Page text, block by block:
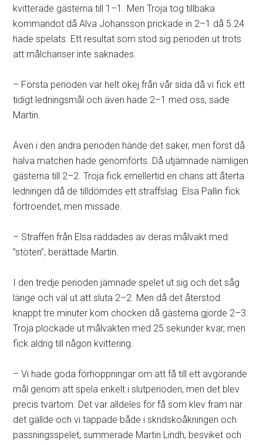
kvitterade gästerna till 1–1. Men Troja tog tillbaka
kommandot då Alva Johansson prickade in 2–1 då 5.24
hade spelats. Ett resultat som stod sig perioden ut trots
att målchanser inte saknades.
– Första perioden var helt okej från vår sida då vi fick ett
tidigt ledningsmål och även hade 2–1 med oss, sade
Martin.
Även i den andra perioden hände det saker, men först då
halva matchen hade genomförts. Då utjämnade nämligen
gästerna till 2–2. Troja fick emellertid en chans att återta
ledningen då de tilldömdes ett straffslag. Elsa Pallin fick
förtroendet, men missade.
– Straffen från Elsa räddades av deras målvakt med
”stöten”, berättade Martin.
I den tredje perioden jämnade spelet ut sig och det såg
länge och väl ut att sluta 2–2. Men då det återstod
knappt tre minuter kom chocken då gästerna gjorde 2–3.
Troja plockade ut målvakten med 25 sekunder kvar, men
fick aldrig till någon kvittering.
– Vi hade goda förhoppningar om att få till ett avgörande
mål genom att spela enkelt i slutperioden, men det blev
precis tvärtom. Det var alldeles för få som klev fram när
det gällde och vi tappade både i skridskoåkningen och
passningsspelet, summerade Martin Lindh, besviket och